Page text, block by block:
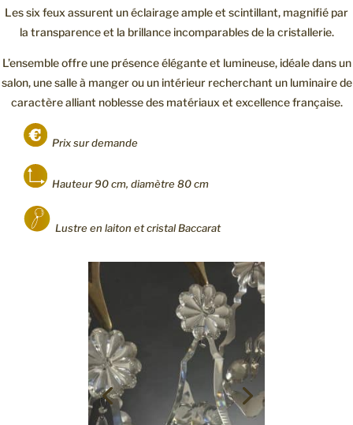
Les six feux assurent un éclairage ample et scintillant, magnifié par
la transparence et la brillance incomparables de la cristallerie.
L’ensemble offre une présence élégante et lumineuse, idéale dans un
salon, une salle à manger ou un intérieur recherchant un luminaire de
caractère alliant noblesse des matériaux et excellence française.
Prix sur demande
Hauteur 90 cm, diamètre 80 cm
Lustre en laiton et cristal Baccarat